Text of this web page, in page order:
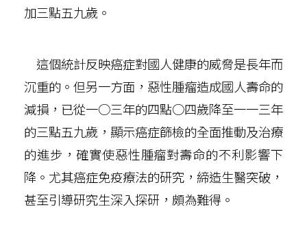
加三點五九歲。
這個統計反映癌症對國人健康的威脅是長年而
沉重的。但另一方面，惡性腫瘤造成國人壽命的
減損，已從一○三年的四點○四歲降至一一三年
的三點五九歲，顯示癌症篩檢的全面推動及治療
的進步，確實使惡性腫瘤對壽命的不利影響下
降。尤其癌症免疫療法的研究，締造生醫突破，
甚至引導研究生深入探研，頗為難得。